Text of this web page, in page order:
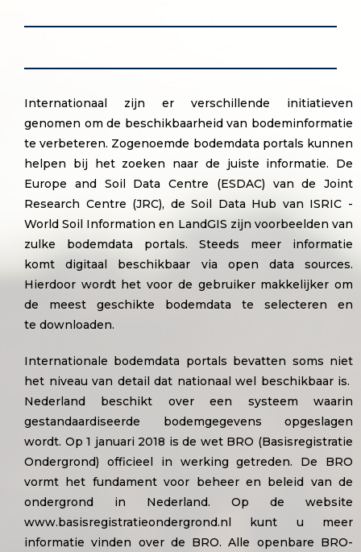
Internationaal zijn er verschillende initiatieven
genomen om de beschikbaarheid van bodeminformatie
te verbeteren. Zogenoemde bodemdata portals kunnen
helpen bij het zoeken naar de juiste informatie. De
Europe and Soil Data Centre (ESDAC)
van de Joint
Research Centre (JRC), deSoil Data Hub van ISRIC -
World Soil Information en LandGIS zijn voorbeelden van
zulke bodemdata portals. Steeds meer informatie
komt digitaal beschikbaar via open data sources.
Hierdoor wordt het voor de gebruiker makkelijker om
de meest geschikte bodemdata te selecteren en
te downloaden.
Internationale bodemdata portals bevatten soms niet
het niveau van detail dat nationaal wel beschikbaar is.
Nederland beschikt over een systeem waarin
gestandaardiseerde bodemgegevens opgeslagen
wordt. Op 1 januari 2018 is de wet BRO (Basisregistratie
Ondergrond) officieel in werking getreden. De BRO
vormt het fundament voor beheer en beleid van de
ondergrond in Nederland. Op de website
www.basisregistratieondergrond.nl kunt u meer
informatie vinden over de BRO. Alle openbare BRO-